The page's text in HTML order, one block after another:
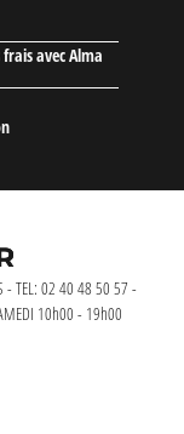
frais avec Alma
- TEL: 02 40 48 50 57 -
10h00 - 19h00